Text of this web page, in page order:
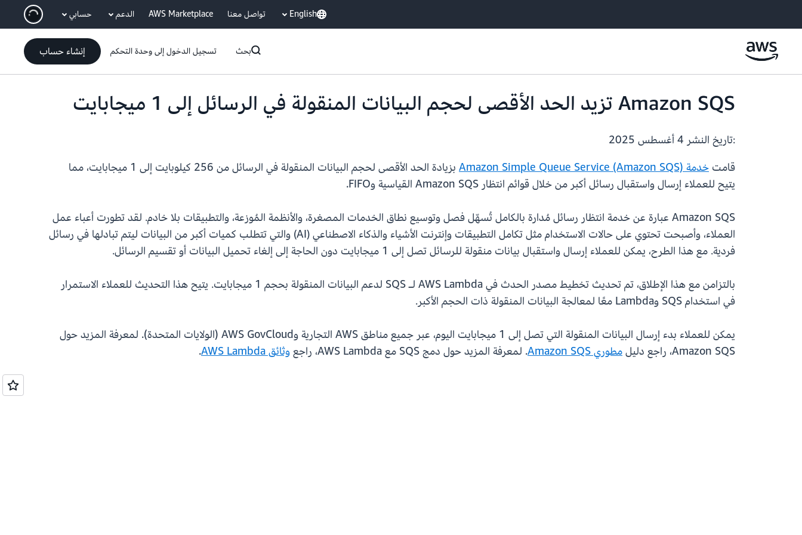
انتقل إلى المحتوى الرئيسي English تواصل معنا AWS Marketplace الدعم حسابي
بحث تسجيل الدخول إلى وحدة التحكم إنشاء حساب
Amazon SQS تزيد الحد الأقصى لحجم البيانات المنقولة في الرسائل إلى 1 ميجابايت
:تاريخ النشر
قامت خدمة Amazon Simple Queue Service (Amazon SQS)
بزيادة الحد الأقصى لحجم البيانات المنقولة في الرسائل من 256 كيلوبايت إلى 1 ميجابايت، مما
يتيح للعملاء إرسال واستقبال رسائل أكبر من خلال قوائم انتظار Amazon SQS القياسية وFIFO.
Amazon SQS عبارة عن خدمة انتظار رسائل مُدارة بالكامل تُسهّل فصل وتوسيع نطاق الخدمات المصغرة، والأنظمة المُوزعة، والتطبيقات بلا خادم. لقد تطورت أعباء عمل
العملاء، وأصبحت تحتوي على حالات الاستخدام مثل تكامل التطبيقات وإنترنت الأشياء والذكاء الاصطناعي (AI) والتي تتطلب كميات أكبر من البيانات ليتم تبادلها في رسائل
فردية. مع هذا الطرح، يمكن للعملاء إرسال واستقبال بيانات منقولة للرسائل تصل إلى 1 ميجابايت دون الحاجة إلى إلغاء تحميل البيانات أو تقسيم الرسائل.
بالتزامن مع هذا الإطلاق، تم تحديث تخطيط مصدر الحدث في AWS Lambda لـ SQS لدعم البيانات المنقولة بحجم 1 ميجابايت. يتيح هذا التحديث للعملاء الاستمرار
في استخدام SQS وLambda معًا لمعالجة البيانات المنقولة ذات الحجم الأكبر.
يمكن للعملاء بدء إرسال البيانات المنقولة التي تصل إلى 1 ميجابايت اليوم، عبر جميع مناطق AWS التجارية وAWS GovCloud (الولايات المتحدة). لمعرفة المزيد حول
Amazon SQS، راجع دليل
مطوري Amazon SQS . لمعرفة المزيد حول دمج SQS مع AWS Lambda، راجع وثائق AWS Lambda .